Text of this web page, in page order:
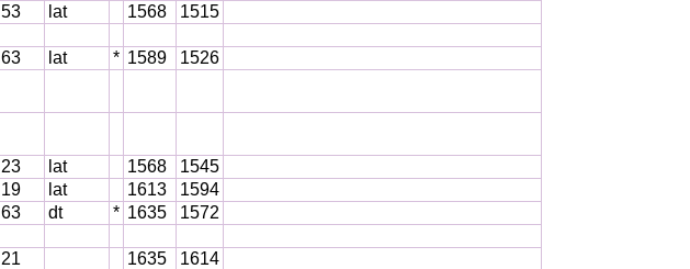
53 lat 1568
1515
63 lat * 1589
1526
23 lat 1568
1545
19 lat 1613
1594
63 dt * 1635
1572
21 1635
1614